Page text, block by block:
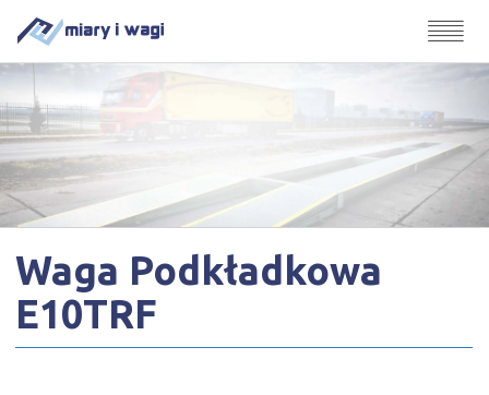
Waga Podkładkowa
E10TRF